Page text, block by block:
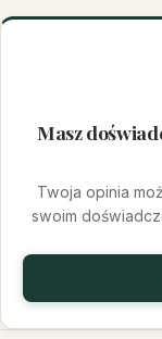
Masz
Twoja opinia
swoim